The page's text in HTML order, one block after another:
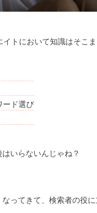
トにおいて知識はそこ
ード選び
いらないんじゃね？
ってきて、検索者の役